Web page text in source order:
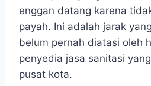
enggan datang karena
payah. Ini adalah jarak
belum pernah diatasi oleh
penyedia jasa sanitasi
pusat kota.